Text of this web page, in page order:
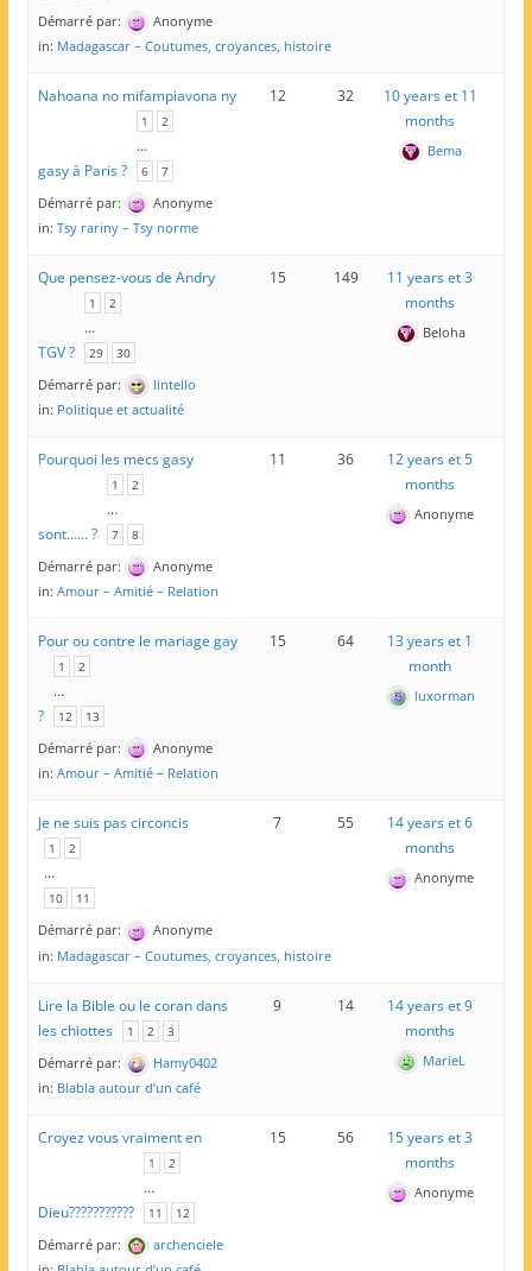
Démarré par:
Anonyme
in: Madagascar – Coutumes, croyances, histoire
Nahoana no mifampiavona ny
gasy à Paris ?
1 2
…
6 7
Démarré par:
Anonyme
in: Tsy rariny – Tsy norme
12 32
10 years et 11
months
Bema
Que pensez-vous de Andry
TGV ?
1 2
…
29 30
Démarré par:
lintello
in: Politique et actualité
15 149
11 years et 3
months
Beloha
Pourquoi les mecs gasy
sont…… ?
1 2
…
7 8
Démarré par:
Anonyme
in: Amour – Amitié – Relation
11 36
12 years et 5
months
Anonyme
Pour ou contre le mariage gay
?
1 2
…
12 13
Démarré par:
Anonyme
in: Amour – Amitié – Relation
15 64
13 years et 1
month
luxorman
Je ne suis pas circoncis
1 2
…
10 11
Démarré par:
Anonyme
in: Madagascar – Coutumes, croyances, histoire
7 55
14 years et 6
months
Anonyme
Lire la Bible ou le coran dans
les chiottes
1 2 3
Démarré par:
Hamy0402
in: Blabla autour d’un café
9 14
14 years et 9
months
MarieL
Croyez vous vraiment en
Dieu???????????
1 2
…
11 12
Démarré par:
archenciele
15 56
15 years et 3
months
Anonyme